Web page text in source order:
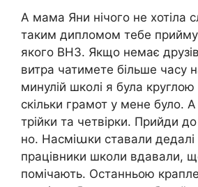
А мама Яни нічого не хотіла
таким дипломом тебе
якого ВНЗ. Якщо немає
витра чатимете більше часу
минулій школі я була
скільки грамот у мене було.
трійки та четвірки. Прийди
но. Насміաки ставали дедалі
працівники школи вдавали,
помічають. Останньою